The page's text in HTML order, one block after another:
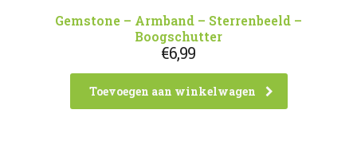
Gemstone – Armband – Sterrenbeeld –
Boogschutter
€6,99
Toevoegen aan winkelwagen